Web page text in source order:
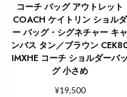
コーチ バッグ アウトレット
COACH ケイトリン ショルダ
ー バッグ・シグネチャー キャ
ンバス タン／ブラウン
IMXHE コーチ ショルダーバッ
グ 小さめ
¥19,500